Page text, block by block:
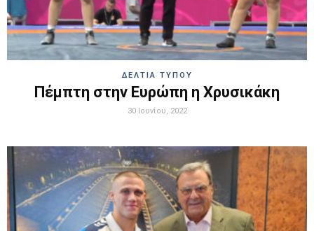
ΔΕΛΤΙΑ ΤΥΠΟΥ
Πέμπτη στην Ευρώπη η Χρυσικάκη
30 Ιουνίου, 2022